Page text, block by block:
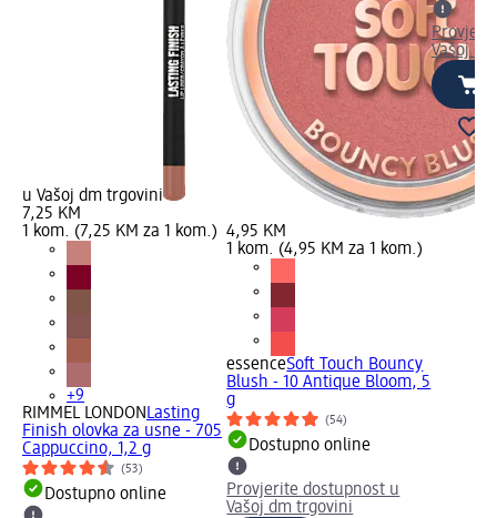
u Vašoj dm trgovini
7,25 KM
1 kom. (7,25 KM za 1 kom.)
+9
RIMMEL LONDON Lasting
Finish olovka za usne - 705
Cappuccino, 1,2 g
(53)
Dostupno online
4,95 KM
1 kom. (4,95 KM za 1 kom.)
essenceSoft Touch Bouncy
Blush - 10 Antique Bloom, 5
g
(54)
Dostupno online
Provjerite dostupnost u
Vašoj dm trgovini
Vašoj